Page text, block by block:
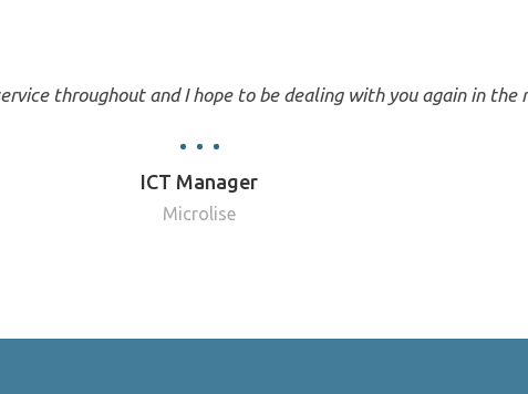
throughout and I hope to be dealing with you again in the
ICT Manager
Microlise